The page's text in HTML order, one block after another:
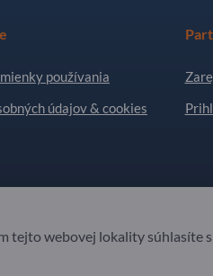
používania
údajov & cookies
2026 Exportpages International
tejto webovej lokality súhlasíte